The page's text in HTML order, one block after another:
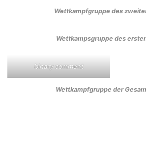
Wettkampfgruppe des
Wettkampsgruppe des
binary comment
Wettkampfgruppe der